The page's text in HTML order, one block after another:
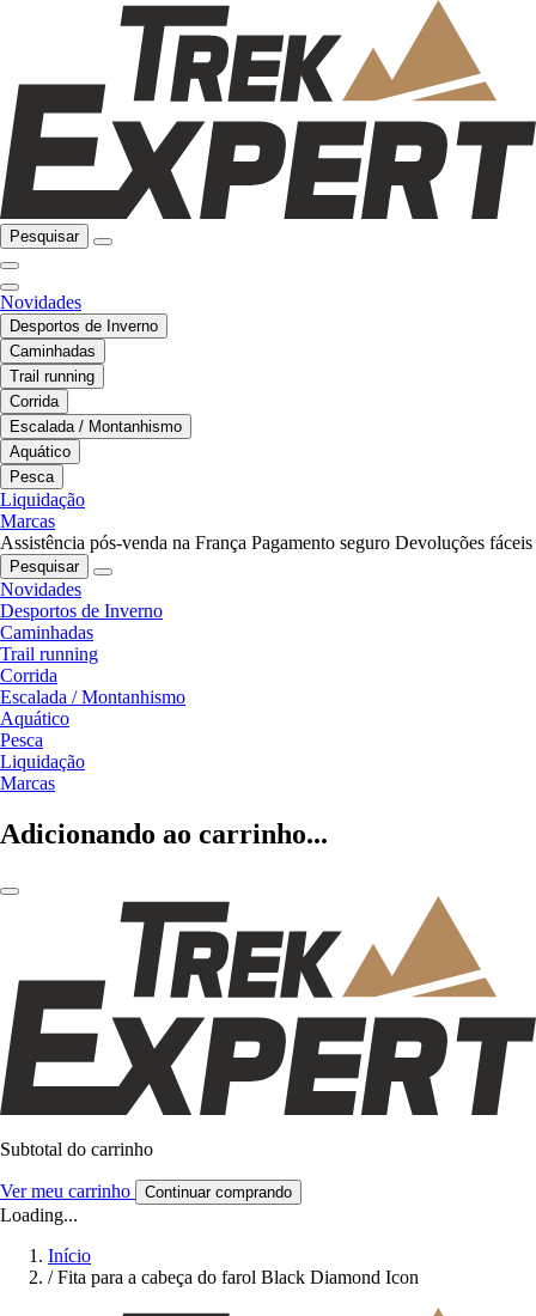
Pesquisar
Novidades
Desportos de Inverno
Caminhadas
Trail running
Corrida
Escalada / Montanhismo
Aquático
Pesca
Liquidação
Marcas
Assistência pós-venda na França Pagamento seguro Devoluções fáceis
Pesquisar
Novidades
Desportos de Inverno
Caminhadas
Trail running
Corrida
Escalada / Montanhismo
Aquático
Pesca
Liquidação
Marcas
Adicionando ao carrinho...
Subtotal do carrinho
Ver meu carrinho Continuar comprando
Loading...
Início
/ Fita para a cabeça do farol Black Diamond Icon